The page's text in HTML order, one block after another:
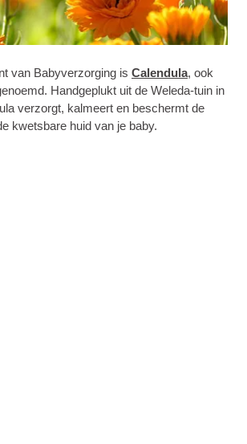
van Babyverzorging is Calendula, ook
Handgeplukt uit de Weleda-tuin in
verzorgt, kalmeert en beschermt de
kwetsbare huid van je baby.